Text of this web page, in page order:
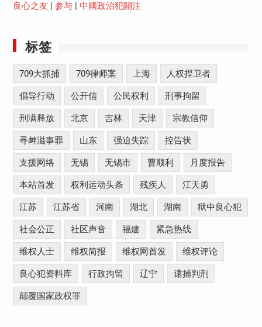
良心之友
参与| 中國政治犯關注
标签
709大抓捕 709律师案 上海 人权捍卫者
倡导行动 公开信 公民权利 刑事拘留
刑满释放 北京 吉林 天津 宗教信仰
寻衅滋事罪 山东 强迫失踪 控告状
支援网络 无锡 无锡市 曹顺利 月度报告
本站首发 权利运动头条 残疾人 江天勇
江苏 江苏省 河南 湖北 湖南 狱中良心犯
社会公正 社区声音 福建 紧急热线
维权人士 维权简报 维权网首发 维权评论
良心犯资料库 行政拘留 辽宁 逮捕判刑
颠覆国家政权罪